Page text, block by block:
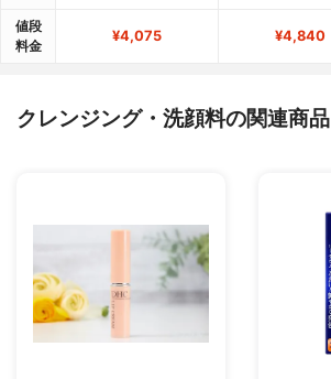
値段
料金
¥4,075 ¥4,840
クレンジング・洗顔料の関連商品